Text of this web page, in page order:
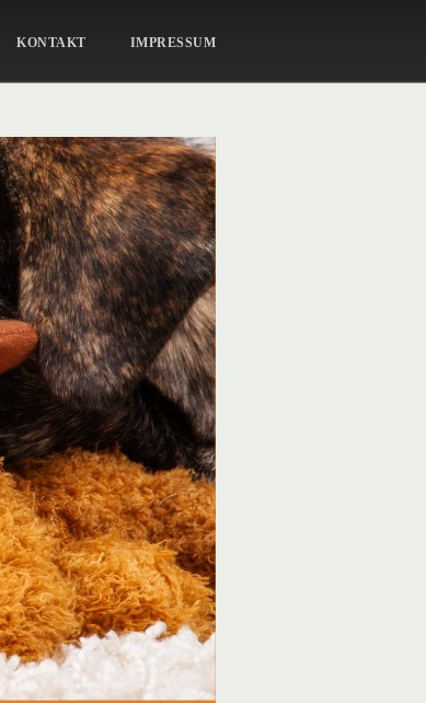
KONTAKT IMPRESSUM